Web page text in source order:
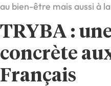
au bien-être mais aussi à
TRYBA :
concrète
Français